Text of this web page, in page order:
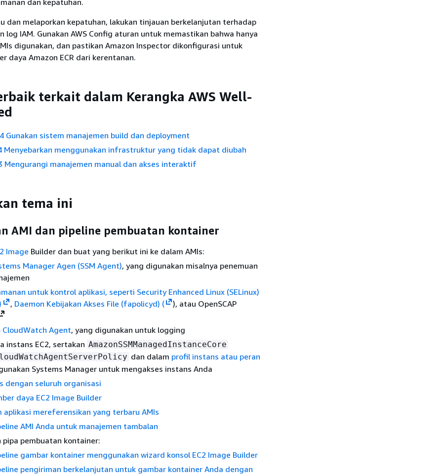
dan kepatuhan.
dan melaporkan kepatuhan, lakukan tinjauan berkelanjutan terhadap
log IAM. Gunakan AWS Config aturan untuk memastikan bahwa hanya
digunakan, dan pastikan Amazon Inspector dikonfigurasi untuk
daya Amazon ECR dari kerentanan.
terkait dalam Kerangka AWS Well-
Gunakan sistem manajemen build dan deployment
Menyebarkan menggunakan infrastruktur yang tidak dapat diubah
Mengurangi manajemen manual dan akses interaktif
tema ini
AMI dan pipeline pembuatan kontainer
Image Builder dan buat yang berikut ini ke dalam AMIs:
Manager Agen (SSM Agent), yang digunakan misalnya penemuan
untuk kontrol aplikasi, seperti Security Enhanced Linux (SELinux)
, Daemon Kebijakan Akses File (fapolicyd) (
), atau OpenSCAP
CloudWatch Agent, yang digunakan untuk logging
instans EC2, sertakan AmazonSSMManagedInstanceCore
dan dalam profil instans atau peran
Systems Manager untuk mengakses instans Anda
dengan seluruh organisasi
daya EC2 Image Builder
aplikasi mereferensikan yang terbaru AMIs
AMI Anda untuk manajemen tambalan
pipa pembuatan kontainer:
gambar kontainer menggunakan wizard konsol EC2 Image Builder
pengiriman berkelanjutan untuk gambar kontainer Anda dengan